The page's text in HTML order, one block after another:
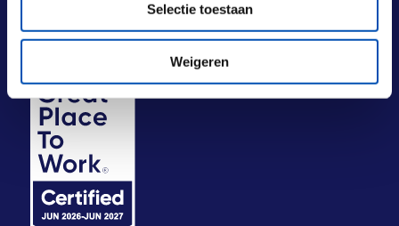
Selectie toestaan
Weigeren